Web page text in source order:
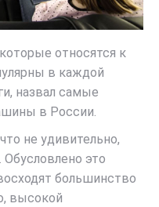
относятся к
в каждой
назвал самые
в России.
не удивительно,
это
большинство
высокой